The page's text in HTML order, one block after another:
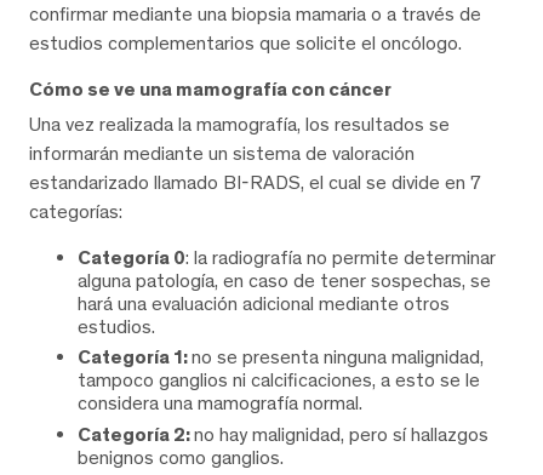
confirmar mediante una biopsia mamaria o a través de
estudios complementarios que solicite el oncólogo.
Cómo se ve una mamografía con cáncer
Una vez realizada la mamografía, los resultados se
informarán mediante un sistema de valoración
estandarizado llamado BI-RADS, el cual se divide en 7
categorías:
Categoría 0: la radiografía no permite determinar
alguna patología, en caso de tener sospechas, se
hará una evaluación adicional mediante otros
estudios.
Categoría 1:no se presenta ninguna malignidad,
tampoco ganglios ni calcificaciones, a esto se le
considera una mamografía normal.
Categoría 2:no hay malignidad, pero sí hallazgos
benignos como ganglios.